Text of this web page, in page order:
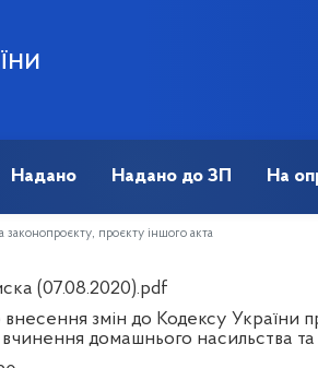
Надано Надано до ЗП На
законопроєкту, проєкту іншого акта
(07.08.2020).pdf
змін до Кодексу України
вчинення домашнього насильства